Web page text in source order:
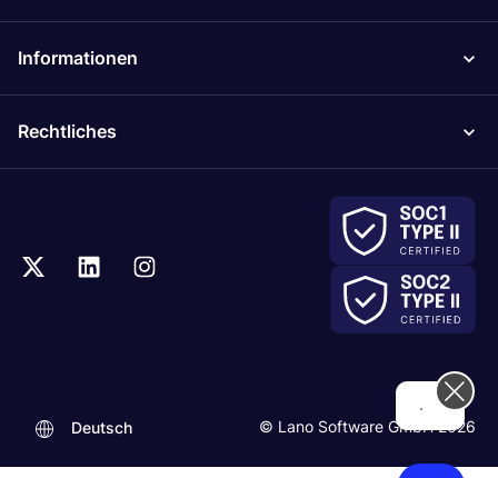
Informationen
Rechtliches
© Lano Software GmbH 2026
Deutsch
Hi! How can we help you today?